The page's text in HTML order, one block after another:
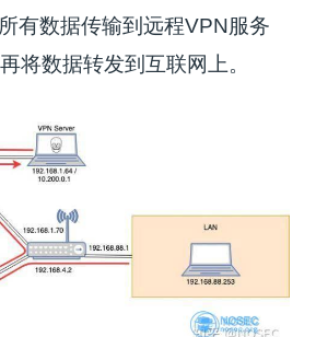
有数据传输到远程VPN服务
将数据转发到互联网上。